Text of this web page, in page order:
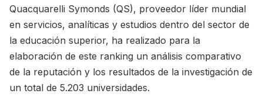
Quacquarelli Symonds (QS), proveedor líder mundial
en servicios, analíticas y estudios dentro del sector de
la educación superior, ha realizado para la
elaboración de este ranking un análisis comparativo
de la reputación y los resultados de la investigación de
un total de 5.203 universidades.